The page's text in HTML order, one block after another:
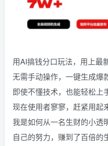
用AI搞钱分口玩法，用上最新
无需手动操作，一键生成爆
即使不懂技术，也能轻松上
现在使用者寥寥，赶紧用起
我是如何从一名生财的小透
自己的努力，赚到了百倍的